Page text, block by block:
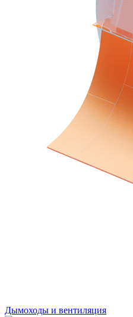
Дымоходы и вентиляция